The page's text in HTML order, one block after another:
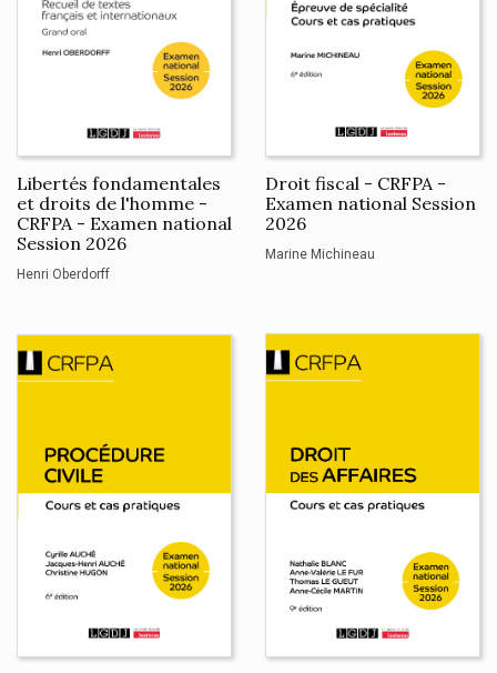
Libertés fondamentales
et droits de l'homme -
CRFPA - Examen national
Session 2026
Henri Oberdorff
Droit fiscal - CRFPA -
Examen national Session
2026
Marine Michineau